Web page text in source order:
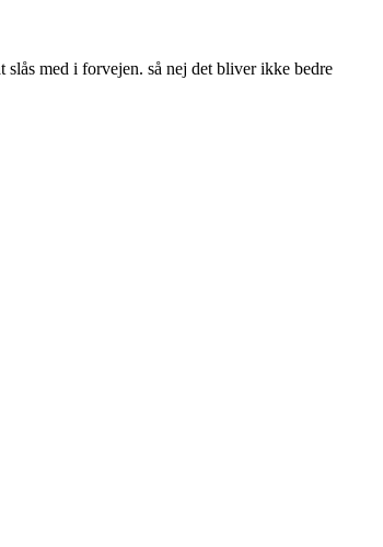
slås med i forvejen. så nej det bliver ikke bedre